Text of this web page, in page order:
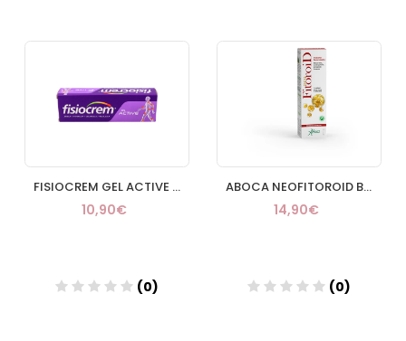
Añadir
FISIOCREM GEL ACTIVE 60 ML
10,90€
(0)
ABOCA NEOFITOROID BIOPOMADA HEMORROIDAL 40 ML
14,90€
(0)